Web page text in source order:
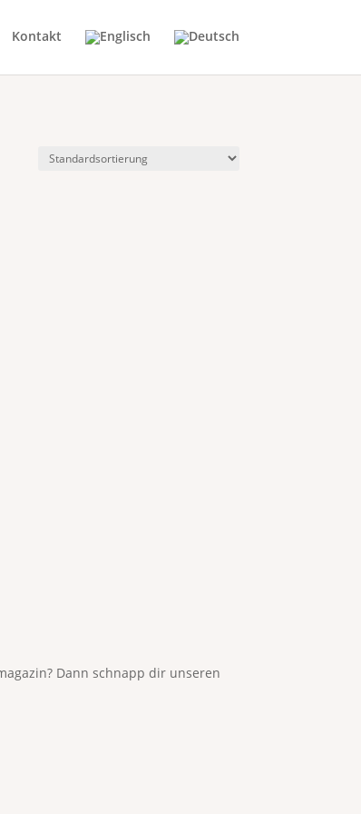
Kontakt
Dann schnapp dir unseren